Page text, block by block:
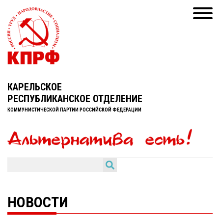
КАРЕЛЬСКОЕ
РЕСПУБЛИКАНСКОЕ ОТДЕЛЕНИЕ
КОММУНИСТИЧЕСКОЙ ПАРТИИ РОССИЙСКОЙ ФЕДЕРАЦИИ
НОВОСТИ